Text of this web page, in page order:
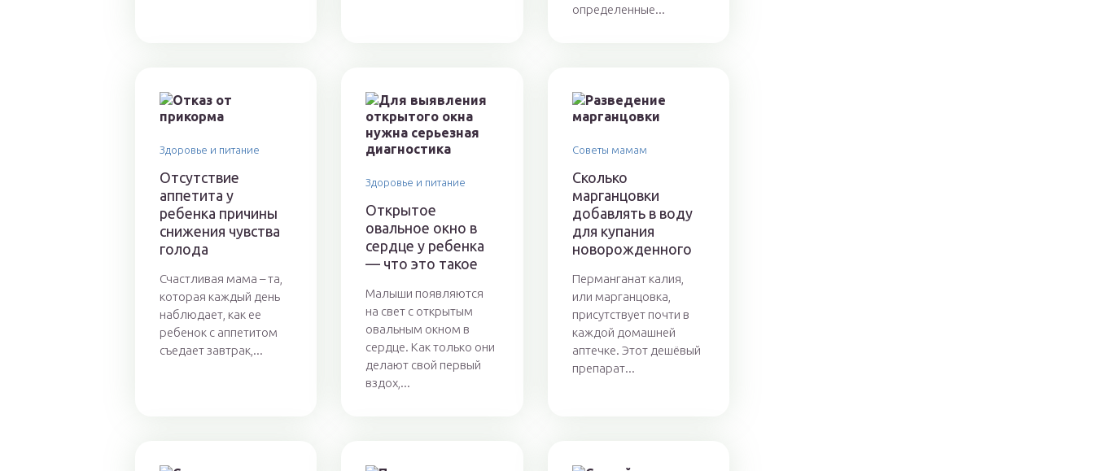
определенные...
Здоровье и питание
Отсутствие
аппетита у
ребенка причины
снижения чувства
голода
Счастливая мама – та,
которая каждый день
наблюдает, как ее
ребенок с аппетитом
съедает завтрак,...
Здоровье и питание
Открытое
овальное окно в
сердце у ребенка
— что это такое
Малыши появляются
на свет с открытым
овальным окном в
сердце. Как только они
делают свой первый
вздох,...
Советы мамам
Сколько
марганцовки
добавлять в воду
для купания
новорожденного
Перманганат калия,
или марганцовка,
присутствует почти в
каждой домашней
аптечке. Этот дешёвый
препарат...